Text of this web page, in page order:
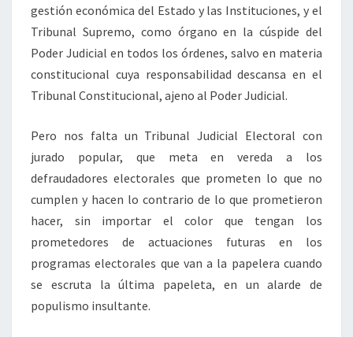
gestión económica del Estado y las Instituciones, y el
Tribunal Supremo, como órgano en la cúspide del
Poder Judicial en todos los órdenes, salvo en materia
constitucional cuya responsabilidad descansa en el
Tribunal Constitucional, ajeno al Poder Judicial.
Pero nos falta un Tribunal Judicial Electoral con
jurado popular, que meta en vereda a los
defraudadores electorales que prometen lo que no
cumplen y hacen lo contrario de lo que prometieron
hacer, sin importar el color que tengan los
prometedores de actuaciones futuras en los
programas electorales que van a la papelera cuando
se escruta la última papeleta, en un alarde de
populismo insultante.